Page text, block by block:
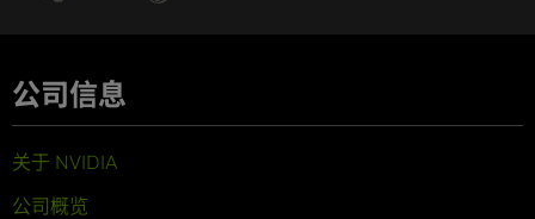
公司信息
关于 NVIDIA
公司概览